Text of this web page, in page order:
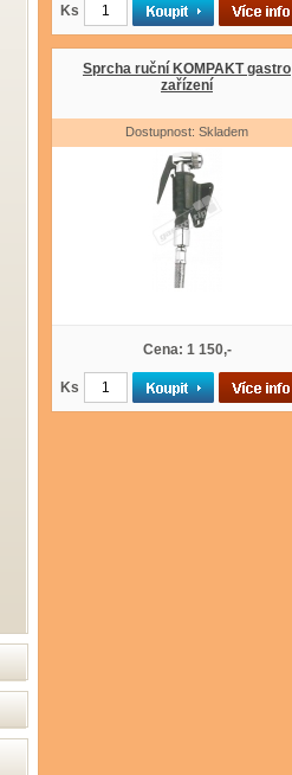
Ks
Sprcha ruční KOMPAKT gastro
zařízení
Dostupnost: Skladem
Cena: 1 150,-
Ks